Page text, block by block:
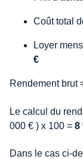
Coût total
Loyer
€
Rendement brut
Le calcul du
000 € ) x 100 = 8
Dans le cas ci-